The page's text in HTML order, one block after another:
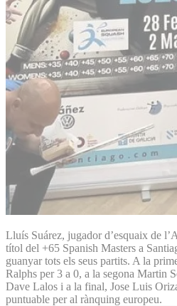
Lluís Suárez, jugador d’esquaix de
títol del +65 Spanish Masters a
guanyar tots els seus partits. A la
Ralphs per 3 a 0, a la segona Martin
Dave Lalos i a la final, Jose Luis
puntuable per al rànquing europeu.